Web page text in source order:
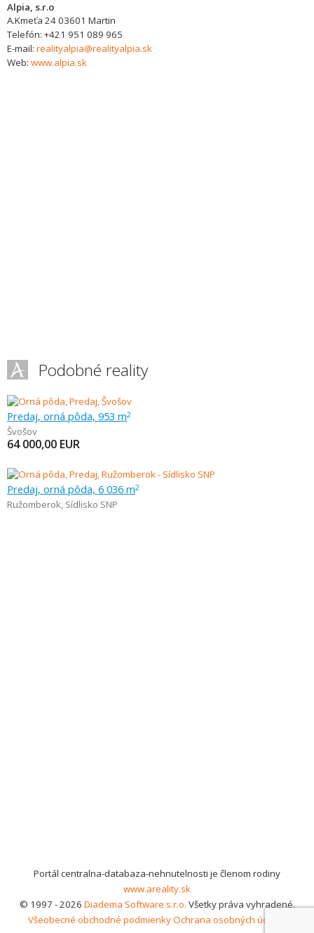
Alpia, s.r.o
A.Kmeťa 2403601 Martin
Telefón: +421 951 089 965
E-mail: realityalpia@realityalpia.sk
Web: www.alpia.sk
Podobné reality
Predaj, orná pôda, 953 m2
Švošov
64 000,00 EUR
Predaj, orná pôda, 6 036 m2
Ružomberok, Sídlisko SNP
Portál centralna-databaza-nehnutelnosti je členom rodiny
www.areality.sk
© 1997 - 2026 Diadema Software s.r.o. Všetky práva vyhradené.
Všeobecné obchodné podmienkyOchrana osobných údajov